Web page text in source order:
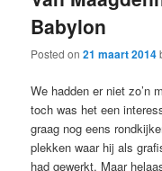
Babylon
Posted on21 maart 2014
We hadden er niet zo’n
toch was het een
graag nog eens
plekken waar hij als
had gewerkt. Maar